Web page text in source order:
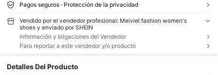
Pagos seguros · Protección de la privacidad
Vendido por el vendedor profesional: Meiviel fashion women's
shoes y enviado por SHEIN
Información y bligaciones del Vendedor
Para reportar a este vendedor y/o producto
Detalles Del Producto